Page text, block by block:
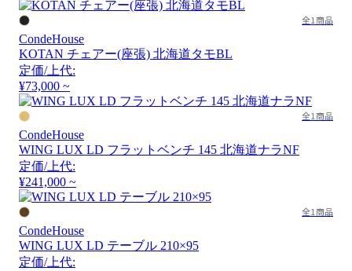
全1商品
CondeHouse
KOTAN チェアー(座張) 北海道タモBL
定価/上代:
¥73,000 ~
全1商品
CondeHouse
WING LUX LD フラットベンチ 145 北海道ナラNF
定価/上代:
¥241,000 ~
全1商品
CondeHouse
WING LUX LD テーブル 210×95
定価/上代: